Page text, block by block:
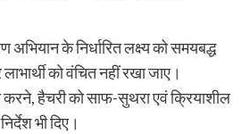
अभियान के निर्धारित लक्ष्य को समयबद्ध
को वंचित नहीं रखा जाए।
करने, हैचरी को साफ-सुथरा एवं क्रियाशील
भी दिए।